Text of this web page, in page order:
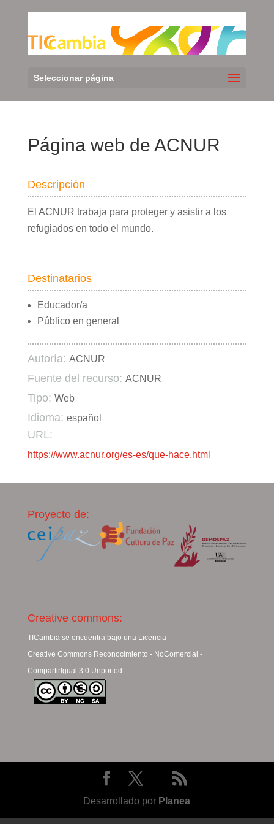
Seleccionar página
Página web de ACNUR
Descripción
El ACNUR trabaja para proteger y asistir a los
refugiados en todo el mundo.
Destinatarios
Educador/a
Público en general
Autoría: ACNUR
Fuente del recurso: ACNUR
Tipo: Web
Idioma: español
URL:
https://www.acnur.org/es-es/que-hace.html
Proyecto de:
Creative commons:
TICambia se encuentra bajo una Licencia
Creative Commons Reconocimiento - NoComercial -
CompartirIgual 3.0 Unported
Desarrollado por Planea